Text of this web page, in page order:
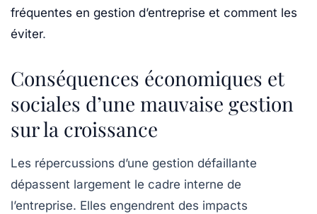
fréquentes en gestion d’entreprise et comment les
éviter.
Conséquences économiques et
sociales d’une mauvaise gestion
sur la croissance
Les répercussions d’une gestion défaillante
dépassent largement le cadre interne de
l’entreprise. Elles engendrent des impacts